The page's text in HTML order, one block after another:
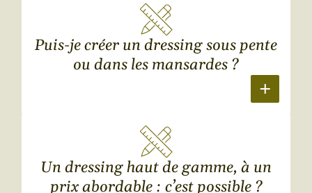
Puis-je créer un dressing sous pente
ou dans les mansardes ?
Un dressing haut de gamme, à un
prix abordable : c’est possible ?